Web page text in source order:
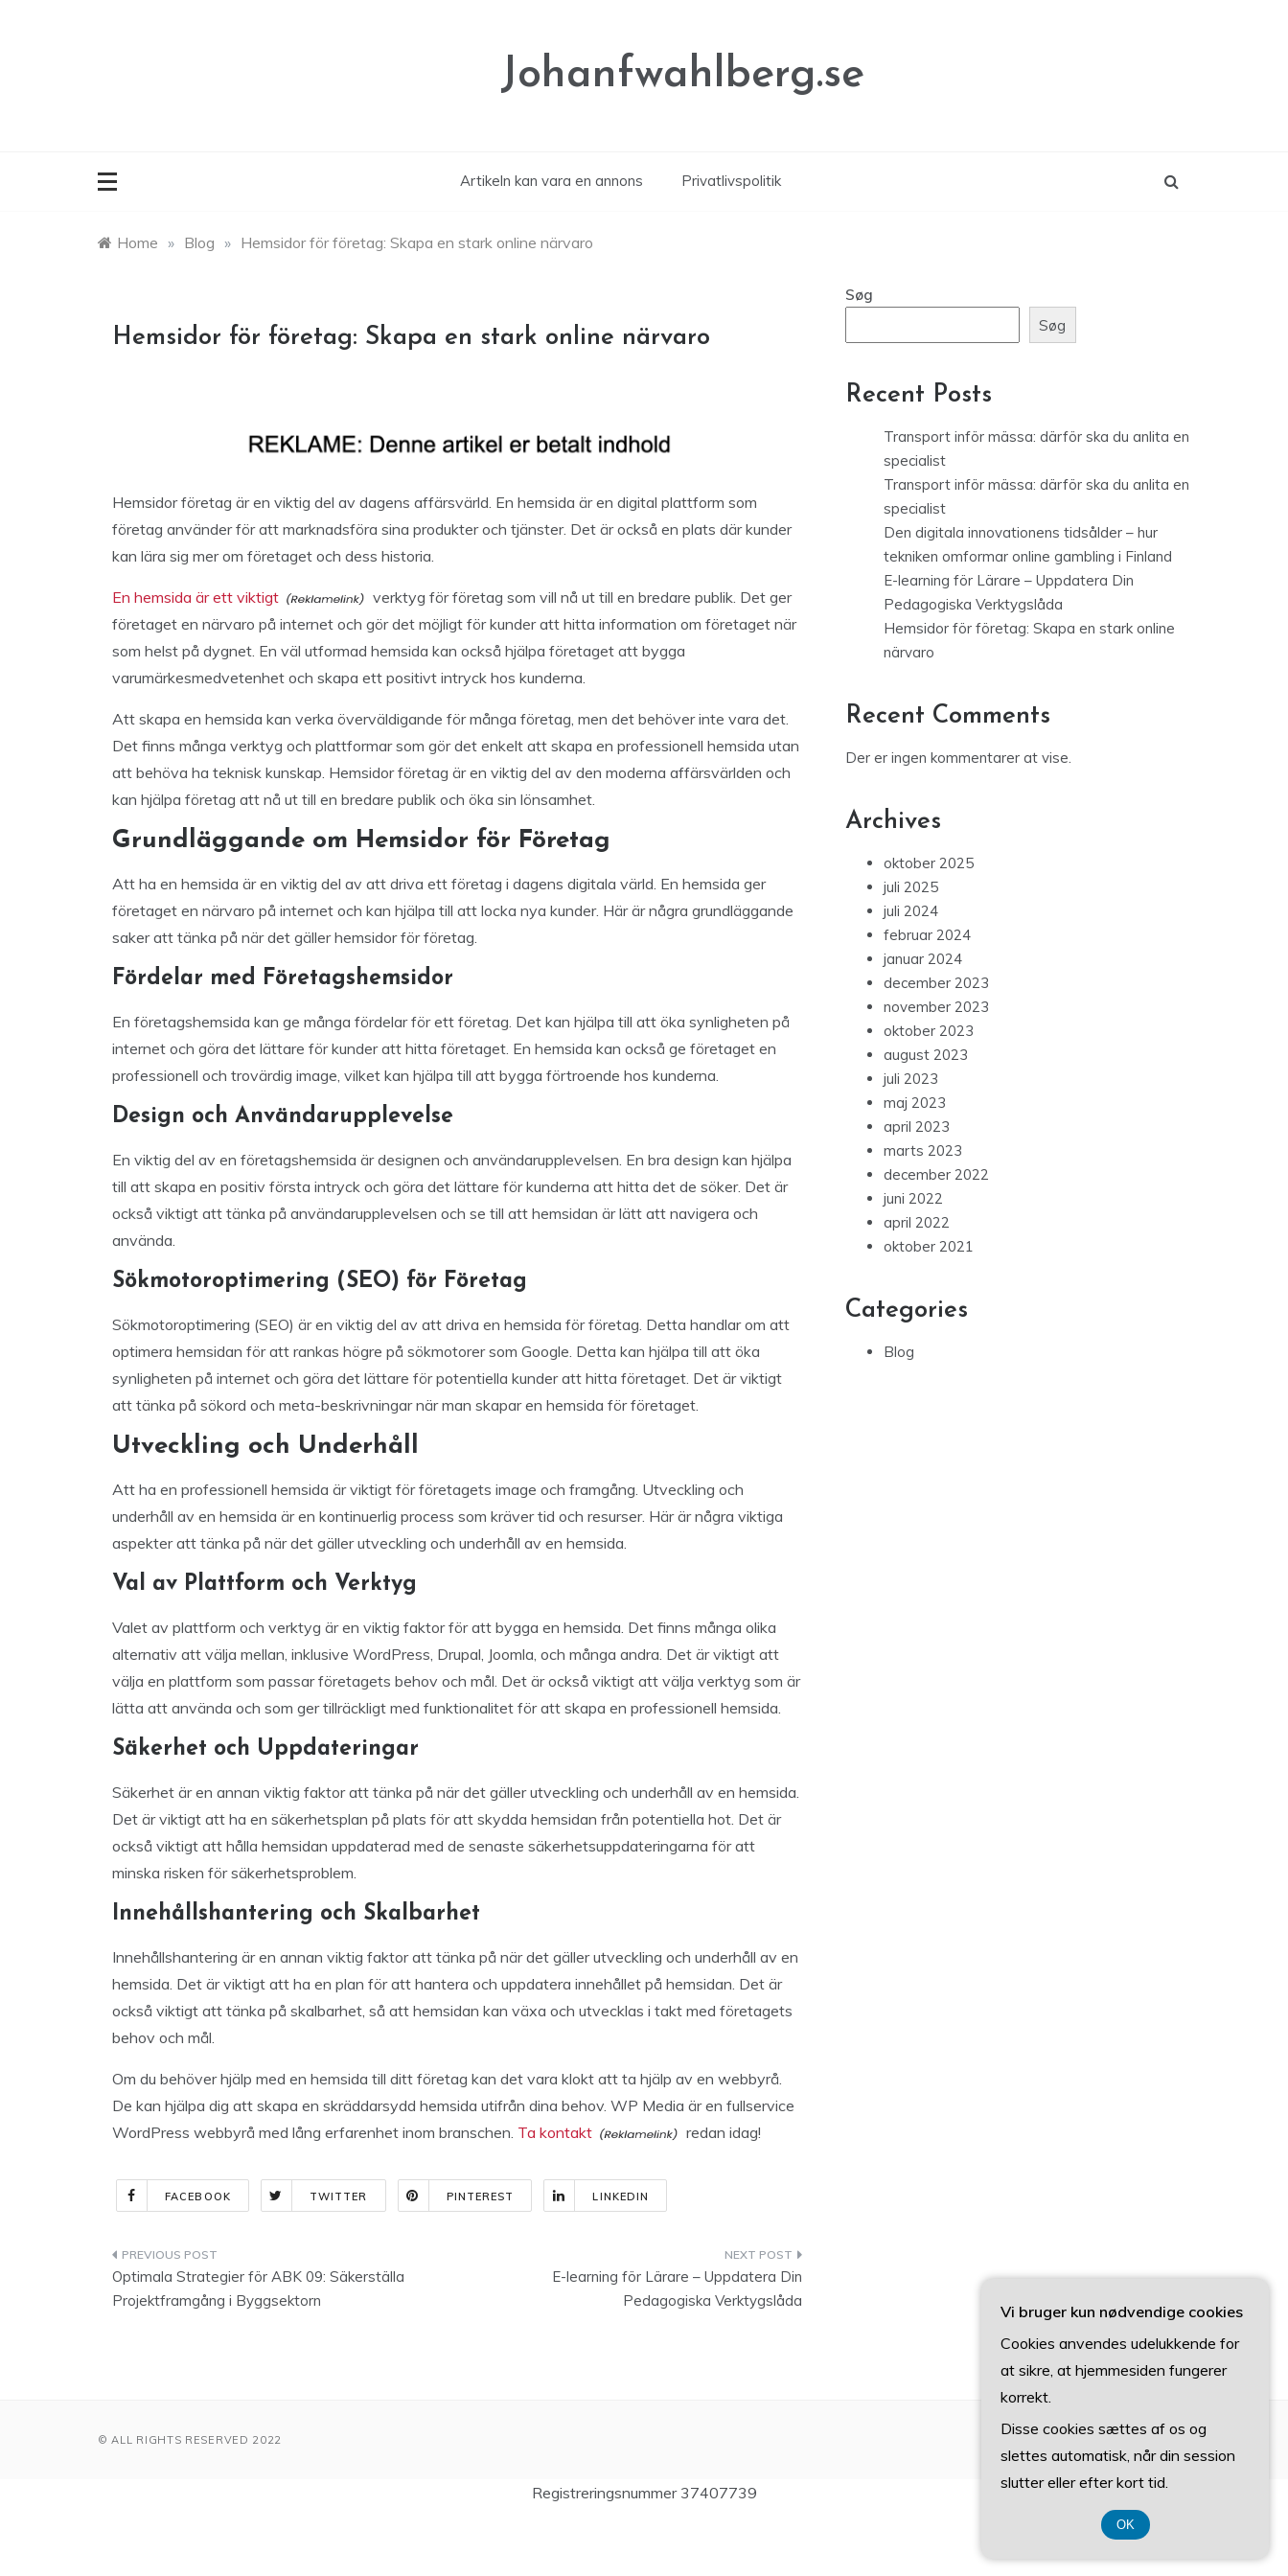
Johanfwahlberg.se
Artikeln kan vara en annons Privatlivspolitik
Home » Blog » Hemsidor för företag: Skapa en stark online närvaro
Hemsidor för företag: Skapa en stark online närvaro
Hemsidor företag är en viktig del av dagens affärsvärld. En hemsida är en digital plattform som
företag använder för att marknadsföra sina produkter och tjänster. Det är också en plats där kunder
kan lära sig mer om företaget och dess historia.
En hemsida är ett viktigt
verktyg för företag som vill nå ut till en bredare publik. Det ger
företaget en närvaro på internet och gör det möjligt för kunder att hitta information om företaget när
som helst på dygnet. En väl utformad hemsida kan också hjälpa företaget att bygga
varumärkesmedvetenhet och skapa ett positivt intryck hos kunderna.
Att skapa en hemsida kan verka överväldigande för många företag, men det behöver inte vara det.
Det finns många verktyg och plattformar som gör det enkelt att skapa en professionell hemsida utan
att behöva ha teknisk kunskap. Hemsidor företag är en viktig del av den moderna affärsvärlden och
kan hjälpa företag att nå ut till en bredare publik och öka sin lönsamhet.
Grundläggande om Hemsidor för Företag
Att ha en hemsida är en viktig del av att driva ett företag i dagens digitala värld. En hemsida ger
företaget en närvaro på internet och kan hjälpa till att locka nya kunder. Här är några grundläggande
saker att tänka på när det gäller hemsidor för företag.
Fördelar med Företagshemsidor
En företagshemsida kan ge många fördelar för ett företag. Det kan hjälpa till att öka synligheten på
internet och göra det lättare för kunder att hitta företaget. En hemsida kan också ge företaget en
professionell och trovärdig image, vilket kan hjälpa till att bygga förtroende hos kunderna.
Design och Användarupplevelse
En viktig del av en företagshemsida är designen och användarupplevelsen. En bra design kan hjälpa
till att skapa en positiv första intryck och göra det lättare för kunderna att hitta det de söker. Det är
också viktigt att tänka på användarupplevelsen och se till att hemsidan är lätt att navigera och
använda.
Sökmotoroptimering (SEO) för Företag
Sökmotoroptimering (SEO) är en viktig del av att driva en hemsida för företag. Detta handlar om att
optimera hemsidan för att rankas högre på sökmotorer som Google. Detta kan hjälpa till att öka
synligheten på internet och göra det lättare för potentiella kunder att hitta företaget. Det är viktigt
att tänka på sökord och meta-beskrivningar när man skapar en hemsida för företaget.
Utveckling och Underhåll
Att ha en professionell hemsida är viktigt för företagets image och framgång. Utveckling och
underhåll av en hemsida är en kontinuerlig process som kräver tid och resurser. Här är några viktiga
aspekter att tänka på när det gäller utveckling och underhåll av en hemsida.
Val av Plattform och Verktyg
Valet av plattform och verktyg är en viktig faktor för att bygga en hemsida. Det finns många olika
alternativ att välja mellan, inklusive WordPress, Drupal, Joomla, och många andra. Det är viktigt att
välja en plattform som passar företagets behov och mål. Det är också viktigt att välja verktyg som är
lätta att använda och som ger tillräckligt med funktionalitet för att skapa en professionell hemsida.
Säkerhet och Uppdateringar
Säkerhet är en annan viktig faktor att tänka på när det gäller utveckling och underhåll av en hemsida.
Det är viktigt att ha en säkerhetsplan på plats för att skydda hemsidan från potentiella hot. Det är
också viktigt att hålla hemsidan uppdaterad med de senaste säkerhetsuppdateringarna för att
minska risken för säkerhetsproblem.
Innehållshantering och Skalbarhet
Innehållshantering är en annan viktig faktor att tänka på när det gäller utveckling och underhåll av en
hemsida. Det är viktigt att ha en plan för att hantera och uppdatera innehållet på hemsidan. Det är
också viktigt att tänka på skalbarhet, så att hemsidan kan växa och utvecklas i takt med företagets
behov och mål.
Om du behöver hjälp med en hemsida till ditt företag kan det vara klokt att ta hjälp av en webbyrå.
De kan hjälpa dig att skapa en skräddarsydd hemsida utifrån dina behov. WP Media är en fullservice
WordPress webbyrå med lång erfarenhet inom branschen. Ta kontakt redan idag!
FACEBOOK TWITTER PINTEREST LINKEDIN
Indlægsnavigation
Optimala Strategier för ABK 09: Säkerställa
Projektframgång i Byggsektorn
E-learning för Lärare – Uppdatera Din
Pedagogiska Verktygslåda
Søg
Søg
Recent Posts
Transport inför mässa: därför ska du anlita en
specialist
Transport inför mässa: därför ska du anlita en
specialist
Den digitala innovationens tidsålder – hur
tekniken omformar online gambling i Finland
E-learning för Lärare – Uppdatera Din
Pedagogiska Verktygslåda
Hemsidor för företag: Skapa en stark online
närvaro
Recent Comments
Der er ingen kommentarer at vise.
Archives
oktober 2025
juli 2025
juli 2024
februar 2024
januar 2024
december 2023
november 2023
oktober 2023
august 2023
juli 2023
maj 2023
april 2023
marts 2023
december 2022
juni 2022
april 2022
oktober 2021
Categories
Blog
© ALL RIGHTS RESERVED 2022
Registreringsnummer 37407739
Vi bruger kun nødvendige cookies
Cookies anvendes udelukkende for
at sikre, at hjemmesiden fungerer
korrekt.
Disse cookies sættes af os og
slettes automatisk, når din session
slutter eller efter kort tid.
OK